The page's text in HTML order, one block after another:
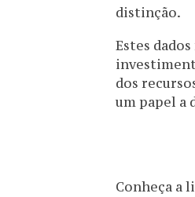
distinção.
Estes
dos
um papel a
Conheça a